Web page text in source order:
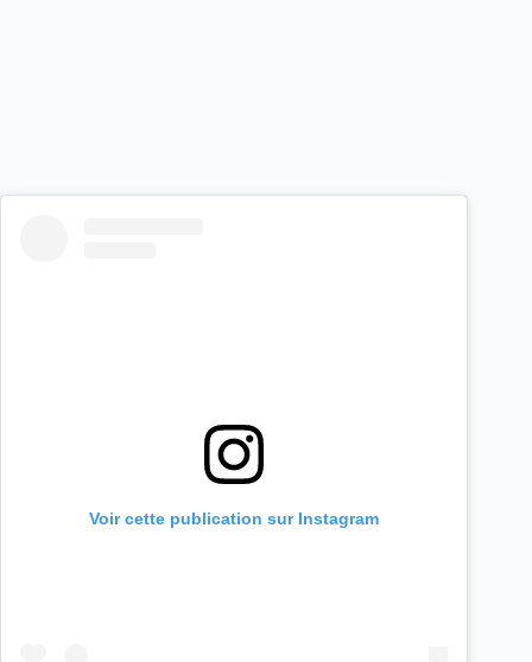
Voir cette publication sur Instagram